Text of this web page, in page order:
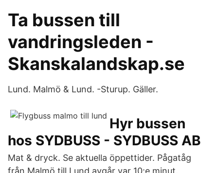
Ta bussen till
vandringsleden -
Skanskalandskap.se
Lund. Malmö & Lund. -Sturup. Gäller.
Hyr bussen
hos SYDBUSS - SYDBUSS AB
Mat & dryck. Se aktuella öppettider. Pågatåg
från Malmö till Lund avgår var 10:e minut.